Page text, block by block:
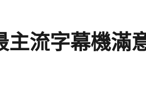
主流字幕機滿